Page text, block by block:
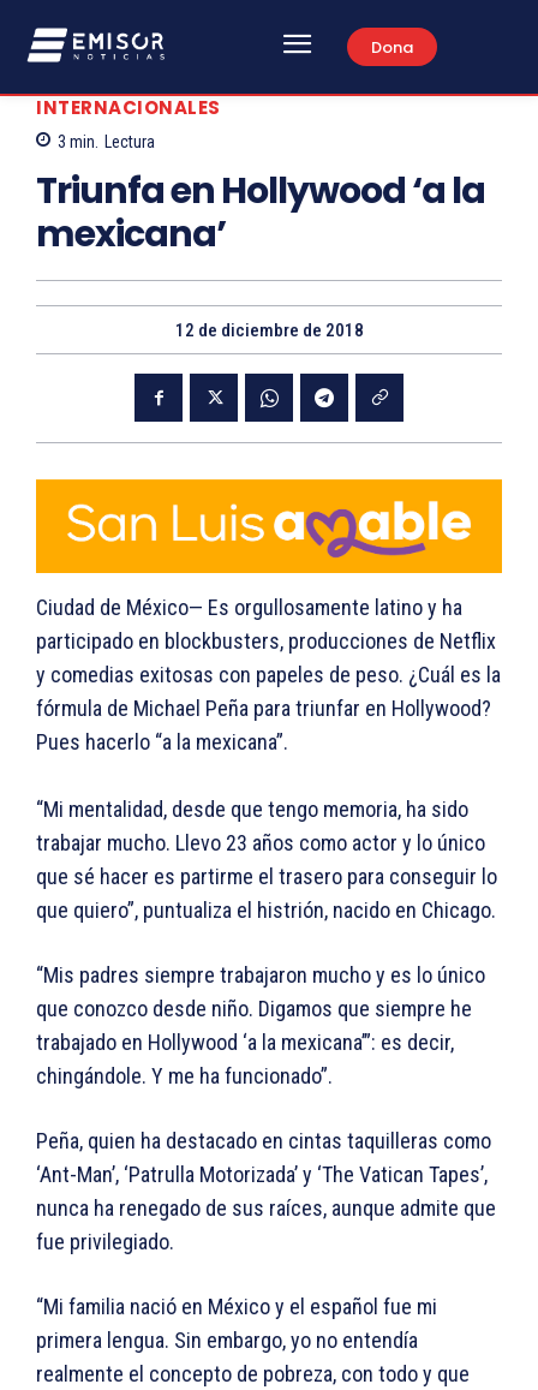
Dona
INTERNACIONALES
3 min. Lectura
Triunfa en Hollywood ‘a la
mexicana’
12 de diciembre de 2018
Ciudad de México— Es orgullosamente latino y ha
participado en blockbusters, producciones de Netflix
y comedias exitosas con papeles de peso. ¿Cuál es la
fórmula de Michael Peña para triunfar en Hollywood?
Pues hacerlo “a la mexicana”.
“Mi mentalidad, desde que tengo memoria, ha sido
trabajar mucho. Llevo 23 años como actor y lo único
que sé hacer es partirme el trasero para conseguir lo
que quiero”, puntualiza el histrión, nacido en Chicago.
“Mis padres siempre trabajaron mucho y es lo único
que conozco desde niño. Digamos que siempre he
trabajado en Hollywood ‘a la mexicana’”: es decir,
chingándole. Y me ha funcionado”.
Peña, quien ha destacado en cintas taquilleras como
‘Ant-Man’, ‘Patrulla Motorizada’ y ‘The Vatican Tapes’,
nunca ha renegado de sus raíces, aunque admite que
fue privilegiado.
“Mi familia nació en México y el español fue mi
primera lengua. Sin embargo, yo no entendía
realmente el concepto de pobreza, con todo y que